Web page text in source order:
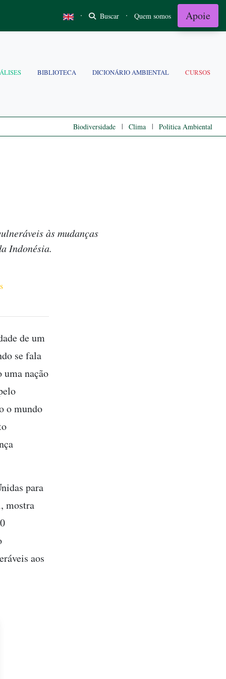
· Buscar · Quem somos Apoie
BIBLIOTECA DICIONÁRIO AMBIENTAL CURSOS
Biodiversidade | Clima | Politica Ambiental
às mudanças
Indonésia.
de um
se fala
uma nação
o mundo
para
mostra
aos